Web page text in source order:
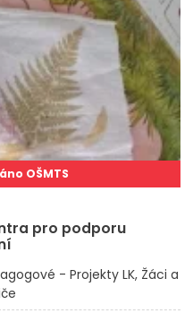
OŠMTS
pro podporu
- Projekty LK Žáci a